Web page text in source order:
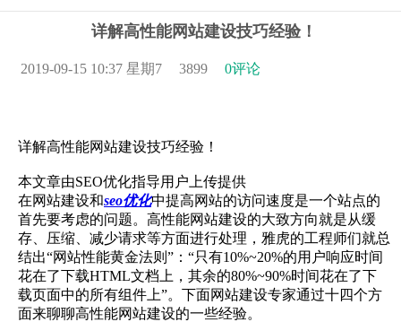
详解高性能网站建设技巧经验！
2019-09-15 10:37 星期7 3899 0评论
详解高性能网站建设技巧经验！
本文章由SEO优化指导用户上传提供
在网站建设和seo优化中提高网站的访问速度是一个站点的
首先要考虑的问题。高性能网站建设的大致方向就是从缓
存、压缩、减少请求等方面进行处理，雅虎的工程师们就总
结出“网站性能黄金法则”：“只有10%~20%的用户响应时间
花在了下载HTML文档上，其余的80%~90%时间花在了下
载页面中的所有组件上”。下面网站建设专家通过十四个方
面来聊聊高性能网站建设的一些经验。